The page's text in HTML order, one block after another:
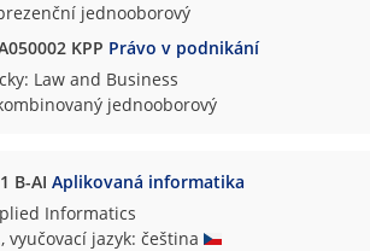
jednooborový
KPP Právo v podnikání
Law and Business
jednooborový
B-AIAplikovaná informatika
Informatics
vyučovací jazyk: čeština